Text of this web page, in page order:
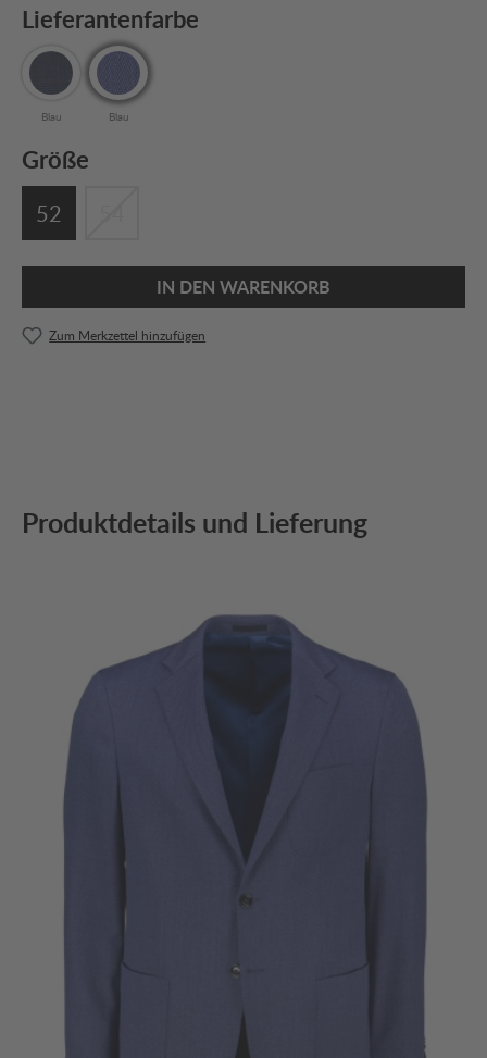
Lieferantenfarbe
Blau Blau
Größe
52
IN DEN WARENKORB
Zum Merkzettel hinzufügen
Produktdetails und Lieferung